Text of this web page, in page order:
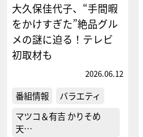
大久保佳代子、“手間暇
をかけすぎた”絶品グル
メの謎に迫る！テレビ
初取材も
2026.06.12
番組情報
バラエティ
マツコ＆有吉 かりそめ
天…